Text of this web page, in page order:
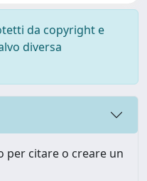
da copyright e
diversa
per citare o creare un